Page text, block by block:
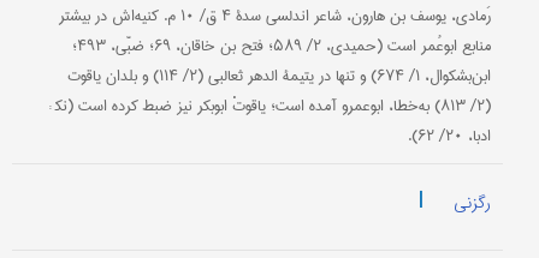
رَمادی، یوسف بن هارون، شاعر اندلسی سدۀ ۴ ق/ ۱۰ م. کنیه‌اش در بیشتر
منابع ابوعُمر است (حمیدی، ۲/ ۵۸۹؛ فتح بن خاقان، ۶۹؛ ضبّی، ۴۹۳؛
ابن‌بشکوال، ۱/ ۶۷۴) و تنها در یتیمة الدهر ثعالبی (۲/ ۱۱۴) و بلدان یاقوت
(۲/ ۸۱۳) به‌خطا، ابوعمرو آمده است؛ یاقوتْ ابوبکر نیز ضبط کرده است (نک‍ :
ادبا، ۲۰/ ۶۲).
رگزنی |